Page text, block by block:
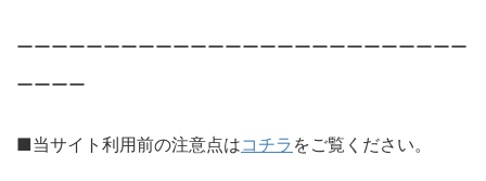
ーーーーーーーーーーーーーーーーーーーーーーーーーー
ーーーー
■当サイト利用前の注意点はコチラ をご覧ください。